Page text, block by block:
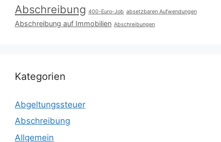
Abschreibung 400-Euro-Job absetzbaren Aufwendungen
Abschreibung auf Immobilien Abschreibungen
Kategorien
Abgeltungssteuer
Abschreibung
Allgemein